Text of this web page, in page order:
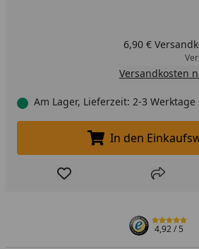
6,90 €
Versandkosten
Am Lager, Lieferzeit: 2-3
In den
In den
Produkt zur Wunschliste
Teilen
4,92/ 5